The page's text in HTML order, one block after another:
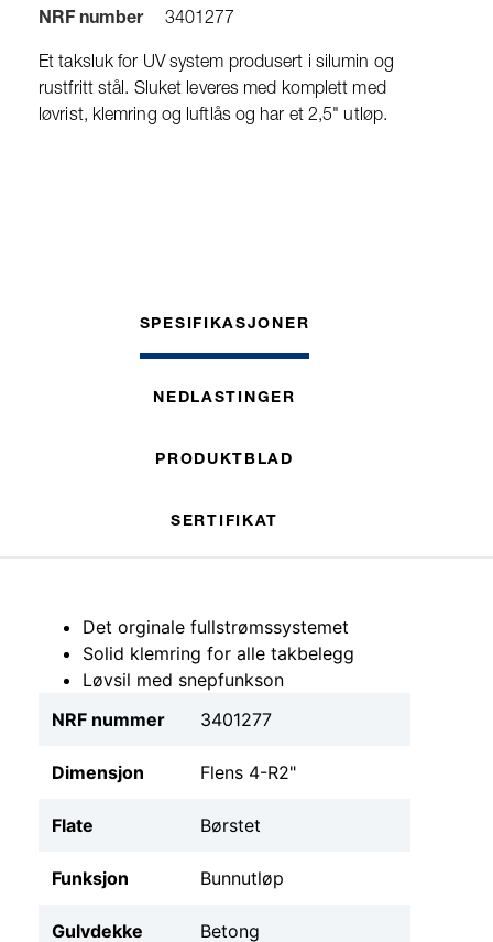
NRF number 3401277
Et taksluk for UV system produsert i silumin og
rustfritt stål. Sluket leveres med komplett med
løvrist, klemring og luftlås og har et 2,5" utløp.
SPESIFIKASJONER
NEDLASTINGER
PRODUKTBLAD
SERTIFIKAT
Det orginale fullstrømssystemet
Solid klemring for alle takbelegg
Løvsil med snepfunkson
NRF nummer
3401277
Dimensjon Flens 4-R2"
Flate Børstet
Funksjon Bunnutløp
Gulvdekke Betong